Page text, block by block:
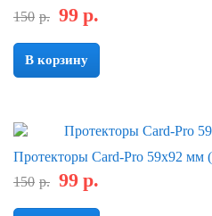
150 р. 99 р.
В корзину
Протекторы Card-Pro 59x92 мм
150 р. 99 р.